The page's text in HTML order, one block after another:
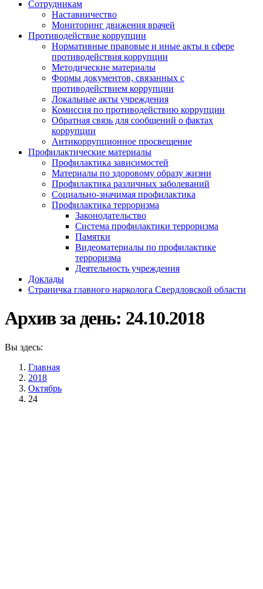
Сотрудникам
Наставничество
Мониторинг движения врачей
Противодействие коррупции
Нормативные правовые и иные акты в сфере
противодействия коррупции
Методические материалы
Формы документов, связанных с
противодействием коррупции
Локальные акты учреждения
Комиссия по противодействию коррупции
Обратная связь для сообщений о фактах
коррупции
Антикоррупционное просвещение
Профилактические материалы
Профилактика зависимостей
Материалы по здоровому образу жизни
Профилактика различных заболеваний
Социально-значимая профилактика
Профилактика терроризма
Законодательство
Система профилактики терроризма
Памятки
Видеоматериалы по профилактике
терроризма
Деятельность учреждения
Доклады
Страничка главного нарколога Свердловской области
Архив за день: 24.10.2018
Вы здесь:
Главная
2018
Октябрь
24